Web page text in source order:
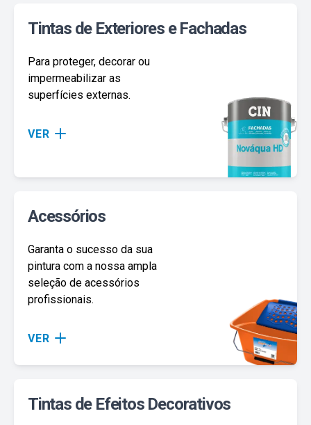
Tintas de Exteriores e Fachadas
Para proteger, decorar ou
impermeabilizar as
superfícies externas.
VER
Acessórios
Garanta o sucesso da sua
pintura com a nossa ampla
seleção de acessórios
profissionais.
VER
Tintas de Efeitos Decorativos